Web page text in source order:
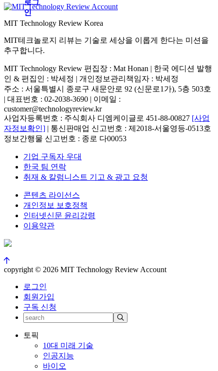
MIT Technology Review Korea
MIT테크놀로지 리뷰는 기술로 세상을 이롭게 한다는 미션을
추구합니다.
MIT Technology Review 편집장 : Mat Honan | 한국 에디션 발행
인 & 편집인 : 박세정 | 개인정보관리책임자 : 박세정
주소 : 서울특별시 종로구 새문안로 92 (신문로1가), 5층 503호
| 대표번호 : 02-2038-3690 | 이메일 :
customer@technologyreview.kr
사업자등록번호 : 주식회사 디엠케이글로 451-88-00827 [사업
자정보확인] | 통신판매업 신고번호 : 제2018-서울영등-0513호
정보간행물 신고번호 : 종로 다00053
기업 구독자 우대
한국 팀 연락
취재 & 칼럼니스트 기고 & 광고 요청
콘텐츠 라이선스
개인정보 보호정책
인터넷신문 윤리강령
이용약관
copyright © 2026 MIT Technology Review Account
로그인
회원가입
구독 신청
토픽
10대 미래 기술
인공지능
바이오